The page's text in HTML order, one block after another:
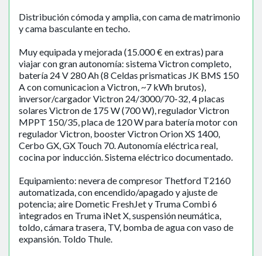
Distribución cómoda y amplia, con cama de matrimonio
y cama basculante en techo.
Muy equipada y mejorada (15.000 € en extras) para
viajar con gran autonomía: sistema Victron completo,
batería 24 V 280 Ah (8 Celdas prismaticas JK BMS 150
A con comunicacion a Victron, ~7 kWh brutos),
inversor/cargador Victron 24/3000/70-32, 4 placas
solares Victron de 175 W (700 W), regulador Victron
MPPT 150/35, placa de 120 W para batería motor con
regulador Victron, booster Victron Orion XS 1400,
Cerbo GX, GX Touch 70. Autonomía eléctrica real,
cocina por inducción. Sistema eléctrico documentado.
Equipamiento: nevera de compresor Thetford T2160
automatizada, con encendido/apagado y ajuste de
potencia; aire Dometic FreshJet y Truma Combi 6
integrados en Truma iNet X, suspensión neumática,
toldo, cámara trasera, TV, bomba de agua con vaso de
expansión. Toldo Thule.